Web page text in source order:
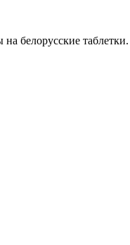
бело­русские